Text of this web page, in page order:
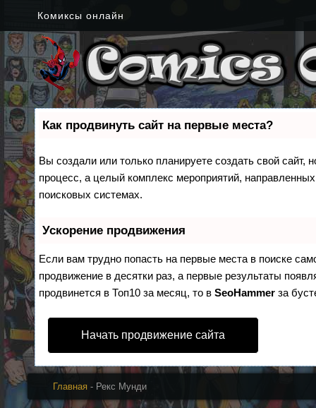
Комиксы онлайн
Как продвинуть сайт на первые места?
Вы создали или только планируете создать свой сайт,
процесс, а целый комплекс мероприятий,
поисковых системах.
Ускорение продвижения
Если вам трудно попасть на первые места в поиске
продвижение в десятки раз, а первые результаты
продвинется в Топ10 за месяц, то вSeoHammer за
Начать продвижение сайта
Главная - Рекс Мунди